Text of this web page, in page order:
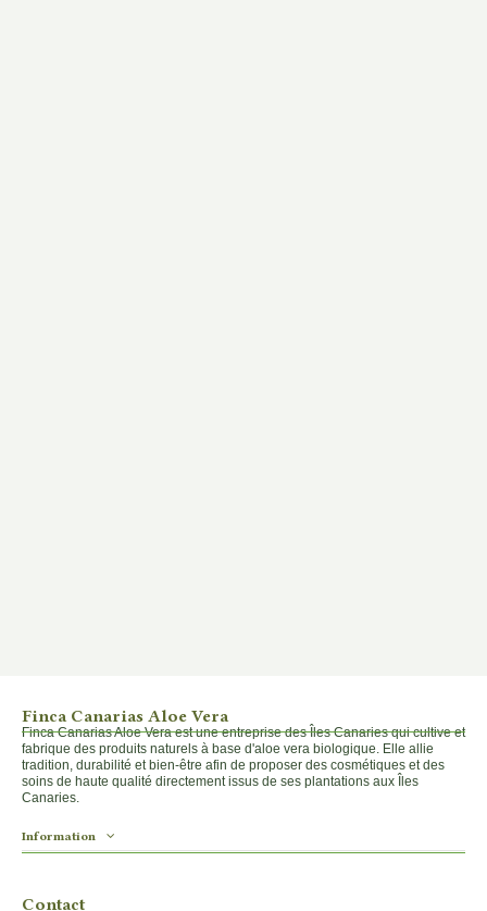
Finca Canarias Aloe Vera
Finca Canarias Aloe Vera est une entreprise des Îles Canaries qui cultive et
fabrique des produits naturels à base d'aloe vera biologique. Elle allie
tradition, durabilité et bien-être afin de proposer des cosmétiques et des
soins de haute qualité directement issus de ses plantations aux Îles
Canaries.
Information
Contact